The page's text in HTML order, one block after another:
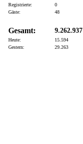
Registrierte:
0
Gäste:
48
Gesamt: 9.262.937
Heute:
15.594
Gestern:
29.263